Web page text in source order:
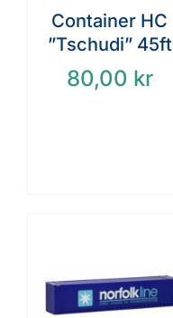
Container HC
”Tschudi” 45ft
80,00 kr